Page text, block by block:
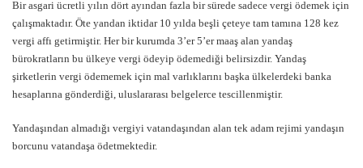
Bir asgari ücretli yılın dört ayından fazla bir sürede sadece vergi ödemek için
çalışmaktadır. Öte yandan iktidar 10 yılda beşli çeteye tam tamına 128 kez
vergi affı getirmiştir. Her bir kurumda 3’er 5’er maaş alan yandaş
bürokratların bu ülkeye vergi ödeyip ödemediği belirsizdir. Yandaş
şirketlerin vergi ödememek için mal varlıklarını başka ülkelerdeki banka
hesaplarına gönderdiği, uluslararası belgelerce tescillenmiştir.
Yandaşından almadığı vergiyi vatandaşından alan tek adam rejimi yandaşın
borcunu vatandaşa ödetmektedir.